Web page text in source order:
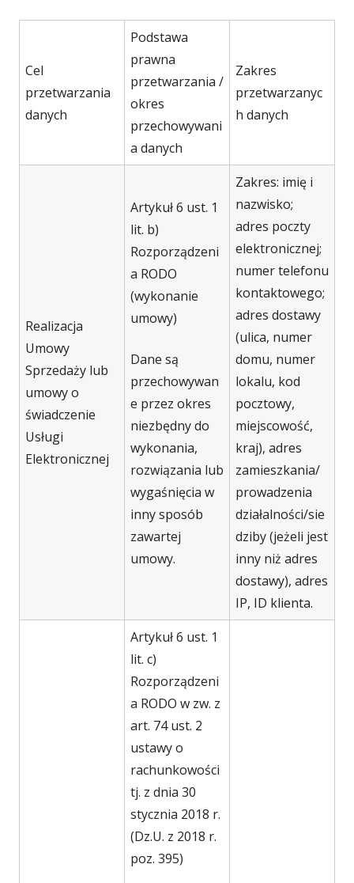
Cel
przetwarzania
danych
Podstawa
prawna
przetwarzania /
okres
przechowywani
a danych
Zakres
przetwarzanyc
h danych
Realizacja
Umowy
Sprzedaży lub
umowy o
świadczenie
Usługi
Elektronicznej
Artykuł 6 ust. 1
lit. b)
Rozporządzeni
a RODO
(wykonanie
umowy)
Dane są
przechowywan
e przez okres
niezbędny do
wykonania,
rozwiązania lub
wygaśnięcia w
inny sposób
zawartej
umowy.
Zakres: imię i
nazwisko;
adres poczty
elektronicznej;
numer telefonu
kontaktowego;
adres dostawy
(ulica, numer
domu, numer
lokalu, kod
pocztowy,
miejscowość,
kraj), adres
zamieszkania/
prowadzenia
działalności/sie
dziby (jeżeli jest
inny niż adres
dostawy), adres
IP, ID klienta.
Artykuł 6 ust. 1
lit. c)
Rozporządzeni
a RODO w zw. z
art. 74 ust. 2
ustawy o
rachunkowości
tj. z dnia 30
stycznia 2018 r.
(Dz.U. z 2018 r.
poz. 395)